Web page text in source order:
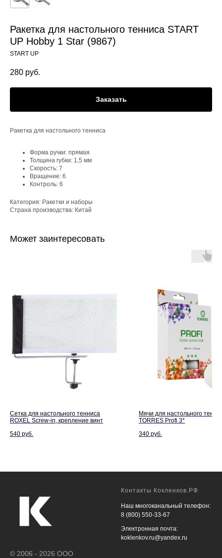
Ракетка для настольного тенниса START
UP Hobby 1 Star (9867)
START UP
280 руб.
Заказать
Ракетка для настольного тенниса
Форма ручки: прямая
Толщина губки: 1,5 мм
Скорость: 7
Вращение: 6
Контроль: 6
Категория: Ракетки и наборы
Страна производства: Китай
Может заинтересовать
Сетка для настольного тенниса
ROXEL Screw-in, крепление винт
540 руб.
Мячи для настольного
TORRES Profi 3*
340 руб.
© 2006 - 2026 ООО
Контакты Кокленков.РФ
Наш многоканальный телефон:
8 (800) 550-33-67
Электронная почта:
koklenkov.ru@yandex.ru